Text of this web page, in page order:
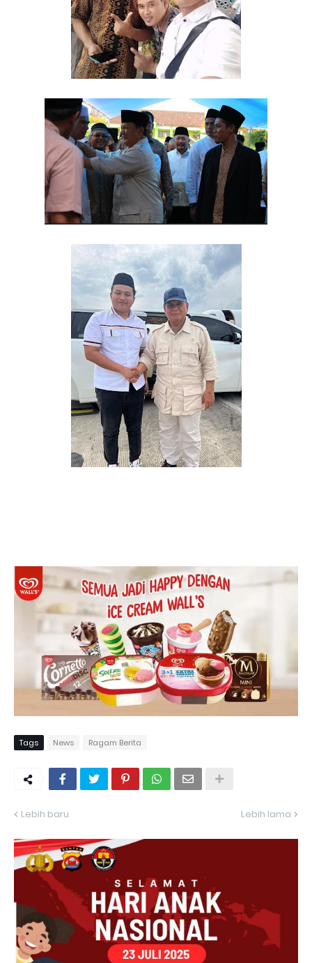
Tags News Ragam Berita
Lebih baru Lebih lama